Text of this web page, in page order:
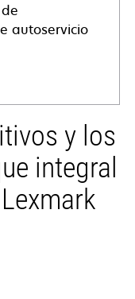
autoservicio
y los
integral